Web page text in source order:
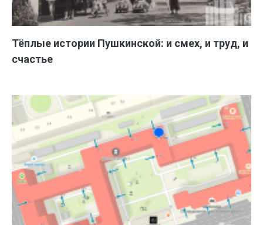
Тёплые истории Пушкинской: и смех, и труд, и
счастье